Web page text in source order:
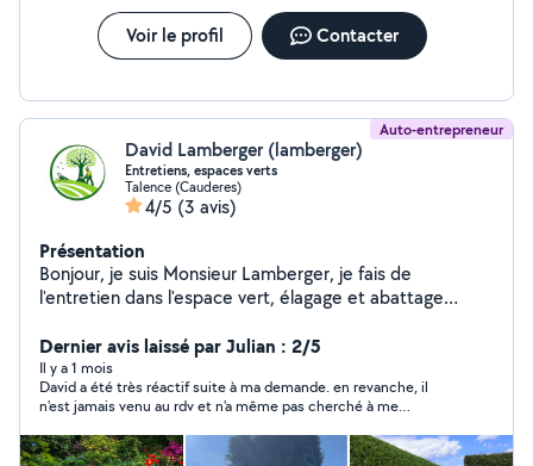
Disponible camion élévateur Prix attractif Au plaisir !!
Voir le profil Contacter
Auto-entrepreneur
David Lamberger (lamberger)
Entretiens, espaces verts
Talence (Cauderes)
4/5 (3 avis)
Présentation
Bonjour, je suis Monsieur Lamberger, je fais de
l'entretien dans l'espace vert, élagage et abattage
pelouse, pose de gazon, déssousage de souche je me
déplace dans toute la Gironde et bien sûr n'hésitez pas
à me contacter pour un diagnostique est un devis 100
% gratuit.
Dernier avis laissé par Julian : 2/5
Il y a 1 mois
David a été très réactif suite à ma demande. en revanche, il
n'est jamais venu au rdv et n'a même pas cherché à me
voulez juste parler à quelqu'un. En revanche, pour une